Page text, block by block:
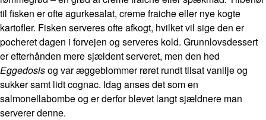
til fisken er ofte agurkesalat, creme fraiche eller nye kogte
kartofler. Fisken serveres ofte afkogt, hvilket vil sige den er
pocheret dagen i forvejen og serveres kold. Grunnlovsdessert
er efterhånden mere sjældent serveret, men den hed
Eggedosisog var æggeblommer røret rundt tilsat vanilje og
sukker samt lidt cognac. Idag anses det som en
salmonellabombe og er derfor blevet langt sjældnere man
serverer denne.